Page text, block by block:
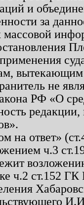
и
за
массовой
вытекающим
не
РФ «О
на ответ»
ч.3
ч.2 ст.152